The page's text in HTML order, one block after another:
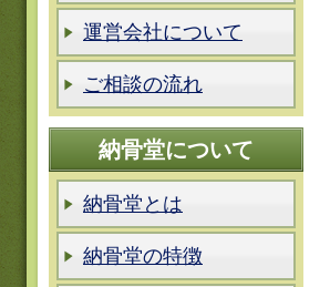
運営会社について
ご相談の流れ
納骨堂について
納骨堂とは
納骨堂の特徴